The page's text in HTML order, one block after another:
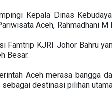
Kepala Dinas
Aceh, Rahmadhani M
Famtrip KJRI Johor Bahru
Besar.
Aceh merasa bangga
destinasi pilihan